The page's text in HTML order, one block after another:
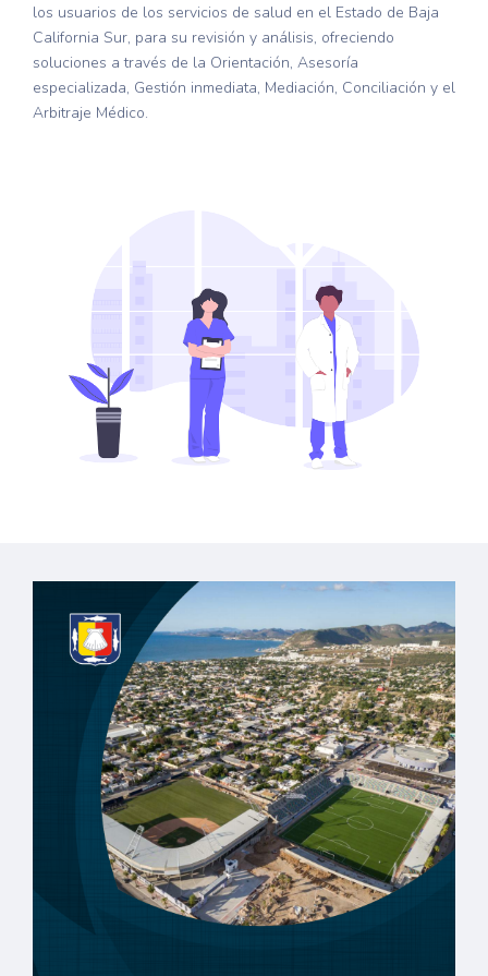
los usuarios de los servicios de salud en el Estado de Baja
California Sur, para su revisión y análisis, ofreciendo
soluciones a través de la Orientación, Asesoría
especializada, Gestión inmediata, Mediación, Conciliación y el
Arbitraje Médico.